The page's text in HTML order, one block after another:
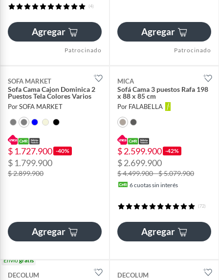
(4)
Agregar
Patrocinado
Agregar
Patrocinado
SOFA MARKET
Sofa Cama Cajon Dominica 2
Puestos Tela Colores Varios
Por SOFA MARKET
$ 1.727.900 -40%
$ 1.799.900
$ 2.899.900
Agregar
MICA
Sofá Cama 3 puestos Rafa 198
x 88 x 85 cm
Por FALABELLA
$ 2.599.900 -42%
$ 2.699.900
$ 4.499.900 - $ 5.079.900
6cuotas sin interés
(72)
Agregar
Envíogratis
DECOLUM DECOLUM